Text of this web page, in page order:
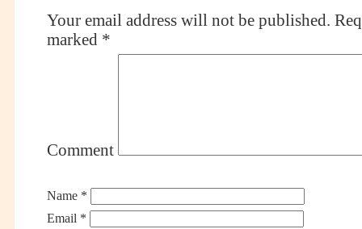
Your email address will not be published.
marked *
Comment
Name *
Email *